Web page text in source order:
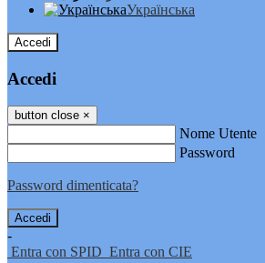
Українська
Accedi
Accedi
button close ×
Nome Utente
Password
Password dimenticata?
-
Entra con SPID Entra con CIE